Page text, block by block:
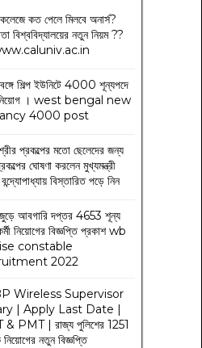
কত পেলে মিলবে অনার্স?
বিশ্ববিদ্যালয়ের নতুন নিয়ম??
শিল্প ইউনিটে 4000 শূন্যপদে
নিয়োগ । west bengal new
4000 post
প্রকল্পের মতো ছেলেদের জন্য
ঘোষণা করলেন মুখ্যমন্ত্রী
বিস্তারিত পড়ে নিন
আবগারি দপ্তর 4653 শূন্য
নিয়োগের বিজ্ঞপ্তি প্রকাশ wb
constable
2022
Wireless Supervisor
| Apply Last Date |
& PMT | রাজ্য পুলিশের 1251
নতুন বিজ্ঞপ্তি